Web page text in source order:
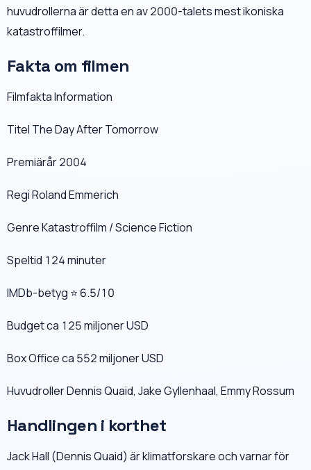
huvudrollerna är detta en av 2000-talets mest ikoniska
katastroffilmer.
Fakta om filmen
Filmfakta Information
Titel The Day After Tomorrow
Premiärår 2004
Regi Roland Emmerich
Genre Katastroffilm / Science Fiction
Speltid 124 minuter
IMDb-betyg ⭐ 6.5/10
Budget ca 125 miljoner USD
Box Office ca 552 miljoner USD
Huvudroller Dennis Quaid, Jake Gyllenhaal, Emmy Rossum
Handlingen i korthet
Jack Hall (Dennis Quaid) är klimatforskare och varnar för